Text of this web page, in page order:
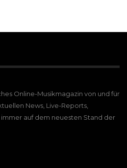
Online-Musikmagazin von und für
News, Live-Reports,
auf dem neuesten Stand der